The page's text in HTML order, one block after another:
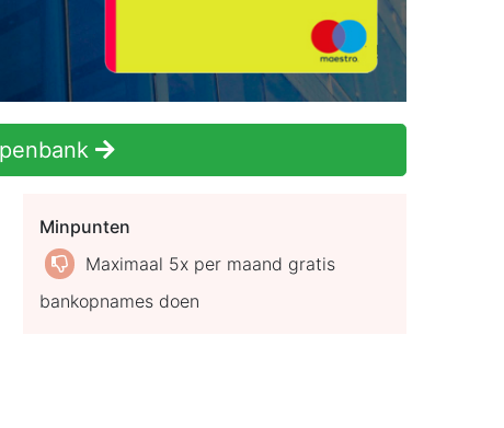
Minpunten
Maximaal 5x per maand gratis
bankopnames doen